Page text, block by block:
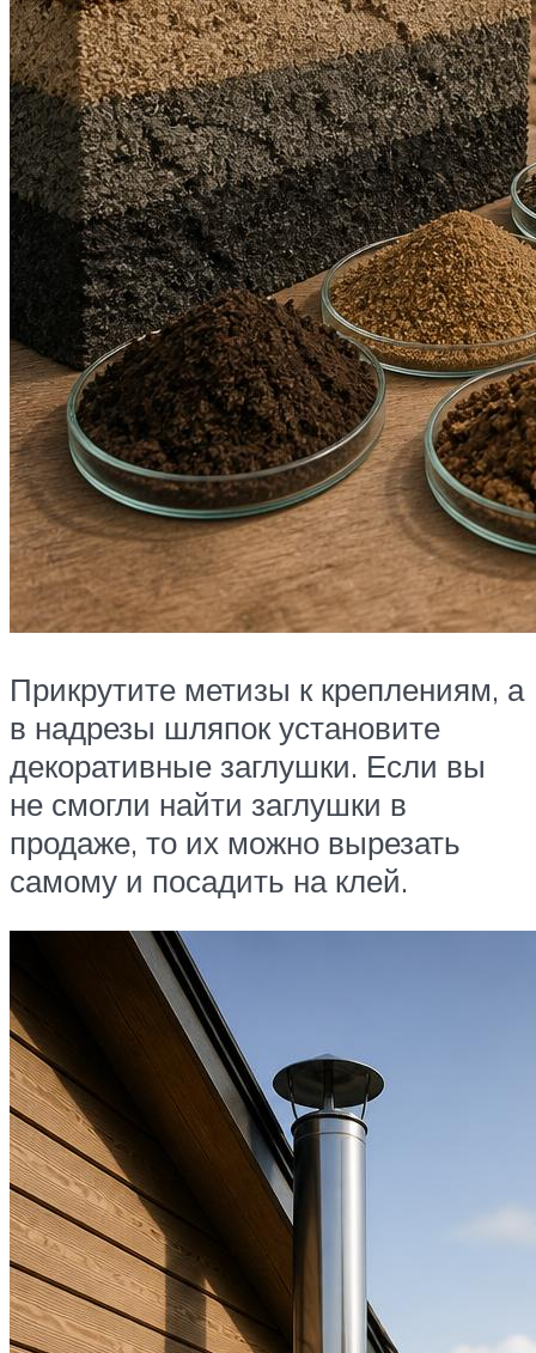
Прикрутите метизы к креплениям, а
в надрезы шляпок установите
декоративные заглушки. Если вы
не смогли найти заглушки в
продаже, то их можно вырезать
самому и посадить на клей.